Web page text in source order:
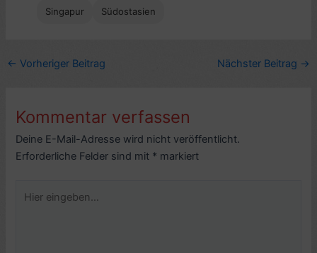
Singapur Südostasien
← Vorheriger Beitrag Nächster Beitrag →
Kommentar verfassen
Deine E-Mail-Adresse wird nicht veröffentlicht.
Erforderliche Felder sind mit * markiert
eingeben…